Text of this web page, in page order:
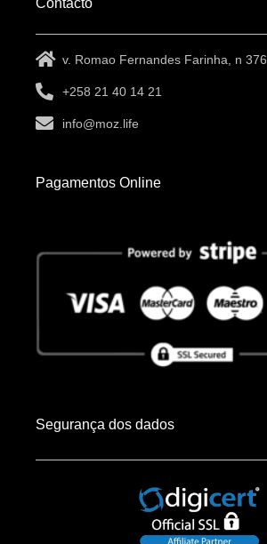
v. Romao Fernandes Farinha, n 376
+258 21 40 14 21
info@moz.life
Pagamentos Online
Segurança dos dados